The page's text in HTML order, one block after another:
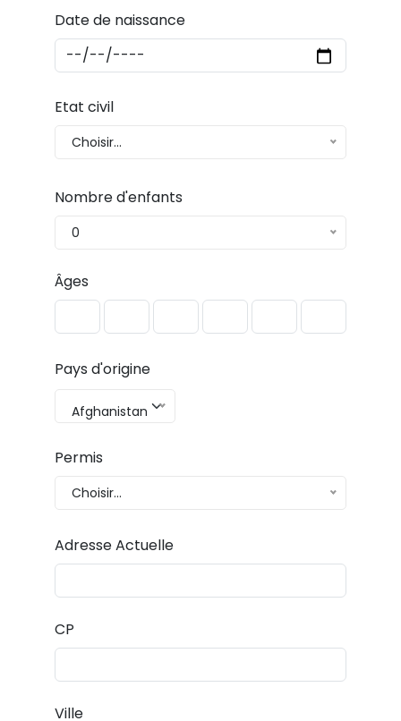
Date de naissance
Etat civil
Choisir...
Nombre d'enfants
0
Âges
Pays d'origine
Afghanistan
Permis
Choisir...
Adresse Actuelle
CP
Ville